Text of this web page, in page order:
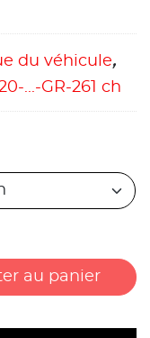
du véhicule,
...-GR-261 ch
au panier